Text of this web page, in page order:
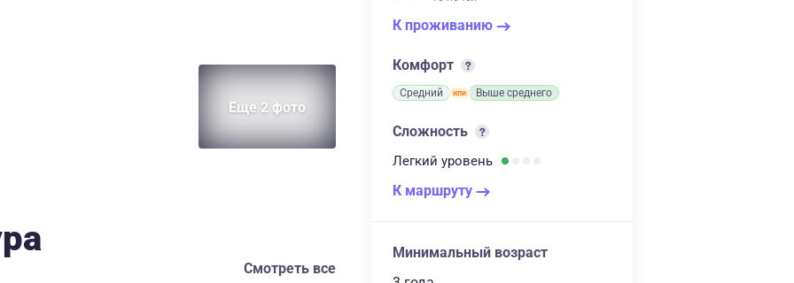
Еще 2 фото
Смотреть все
К проживанию
Комфорт
Средний Выше среднего
Сложность
Легкий уровень
К маршруту
Минимальный возраст